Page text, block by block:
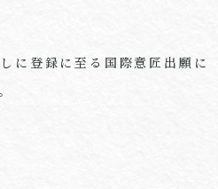
に登録に至る国際意匠出願に